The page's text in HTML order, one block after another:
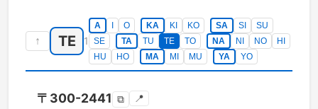
↑ TE 1
A O KA KI KO SA SI
SU
SE
TA TU TE TO NA NI NO
HI
HU
HO MA MI MU YA YO
〒 300-2441 ⧉ 📍